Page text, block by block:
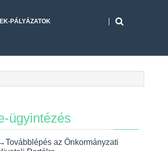
PÁLYÁZATOK
ügyintézés
az Önkormányzati